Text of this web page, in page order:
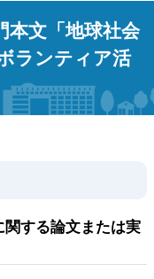
文「地球社会
ランティア活
する論文または実